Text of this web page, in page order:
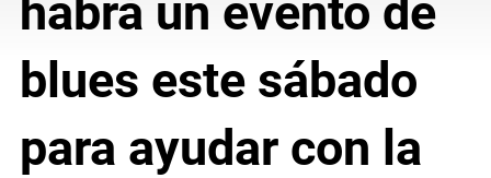
habrá un evento de
blues este sábado
para ayudar con la